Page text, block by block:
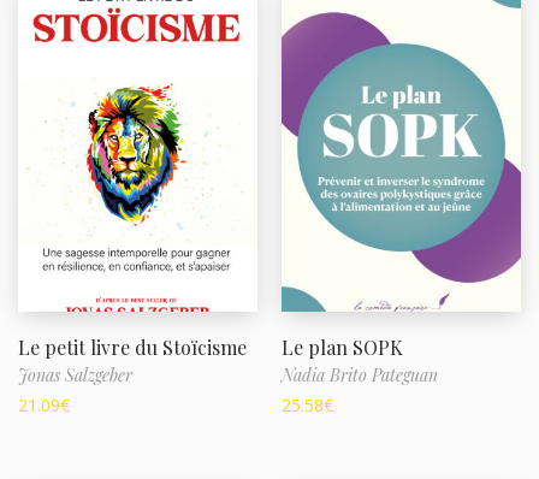
Le petit livre du Stoïcisme
Jonas Salzgeber
21.09€
Le plan SOPK
Nadia Brito Pateguan
25.58€